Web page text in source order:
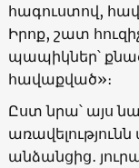
հագուստով,
Իրոք, շատ
պապիկներ՝
հավաքված»։
Ըստ նրա՝ այս
անձանցից․